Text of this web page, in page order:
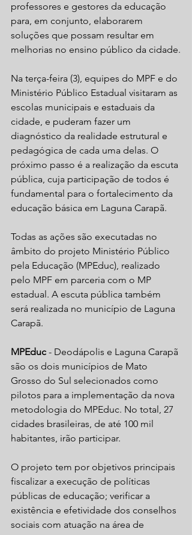
professores e gestores da educação
para, em conjunto, elaborarem
soluções que possam resultar em
melhorias no ensino público da cidade.
Na terça-feira (3), equipes do MPF e do
Ministério Público Estadual visitaram as
escolas municipais e estaduais da
cidade, e puderam fazer um
diagnóstico da realidade estrutural e
pedagógica de cada uma delas. O
próximo passo é a realização da escuta
pública, cuja participação de todos é
fundamental para o fortalecimento da
educação básica em Laguna Carapã.
Todas as ações são executadas no
âmbito do projeto Ministério Público
pela Educação (MPEduc), realizado
pelo MPF em parceria com o MP
estadual. A escuta pública também
será realizada no município de Laguna
Carapã.
MPEduc - Deodápolis e Laguna Carapã
são os dois municípios de Mato
Grosso do Sul selecionados como
pilotos para a implementação da nova
metodologia do MPEduc. No total, 27
cidades brasileiras, de até 100 mil
habitantes, irão participar.
O projeto tem por objetivos principais
fiscalizar a execução de políticas
públicas de educação; verificar a
existência e efetividade dos conselhos
sociais com atuação na área de